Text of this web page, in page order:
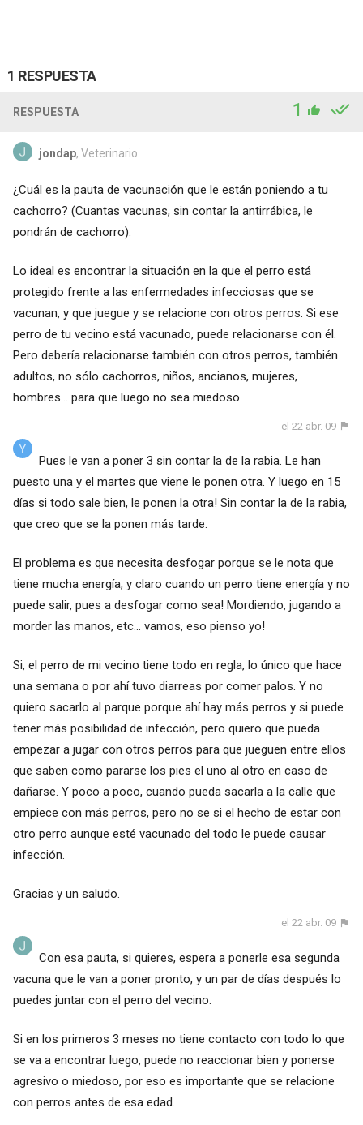
1 RESPUESTA
RESPUESTA 1
jondap, Veterinario
¿Cuál es la pauta de vacunación que le están poniendo a tu
cachorro? (Cuantas vacunas, sin contar la antirrábica, le
pondrán de cachorro).
Lo ideal es encontrar la situación en la que el perro está
protegido frente a las enfermedades infecciosas que se
vacunan, y que juegue y se relacione con otros perros. Si ese
perro de tu vecino está vacunado, puede relacionarse con él.
Pero debería relacionarse también con otros perros, también
adultos, no sólo cachorros, niños, ancianos, mujeres,
hombres... para que luego no sea miedoso.
el 22 abr. 09
Pues le van a poner 3 sin contar la de la rabia. Le han
puesto una y el martes que viene le ponen otra. Y luego en 15
días si todo sale bien, le ponen la otra! Sin contar la de la rabia,
que creo que se la ponen más tarde.
El problema es que necesita desfogar porque se le nota que
tiene mucha energía, y claro cuando un perro tiene energía y no
puede salir, pues a desfogar como sea! Mordiendo, jugando a
morder las manos, etc... vamos, eso pienso yo!
Si, el perro de mi vecino tiene todo en regla, lo único que hace
una semana o por ahí tuvo diarreas por comer palos. Y no
quiero sacarlo al parque porque ahí hay más perros y si puede
tener más posibilidad de infección, pero quiero que pueda
empezar a jugar con otros perros para que jueguen entre ellos
que saben como pararse los pies el uno al otro en caso de
dañarse. Y poco a poco, cuando pueda sacarla a la calle que
empiece con más perros, pero no se si el hecho de estar con
otro perro aunque esté vacunado del todo le puede causar
infección.
Gracias y un saludo.
el 22 abr. 09
Con esa pauta, si quieres, espera a ponerle esa segunda
vacuna que le van a poner pronto, y un par de días después lo
puedes juntar con el perro del vecino.
Si en los primeros 3 meses no tiene contacto con todo lo que
se va a encontrar luego, puede no reaccionar bien y ponerse
agresivo o miedoso, por eso es importante que se relacione
con perros antes de esa edad.